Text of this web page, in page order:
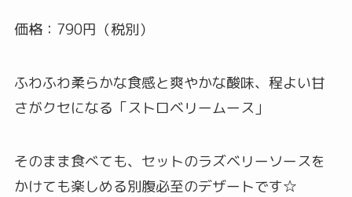
価格：790円（税別）
ふわふわ柔らかな食感と爽やかな酸味、程よい甘
さがクセになる「ストロベリームース」
そのまま食べても、セットのラズベリーソースを
かけても楽しめる別腹必至のデザートです☆